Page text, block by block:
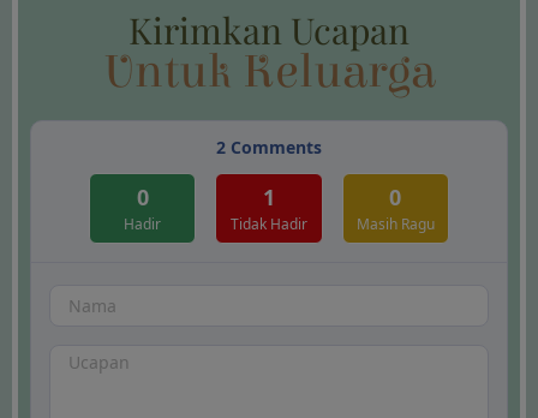
Kirimkan Ucapan
Untuk Keluarga
2 Comments
0
Hadir
1
Tidak Hadir
0
Masih Ragu